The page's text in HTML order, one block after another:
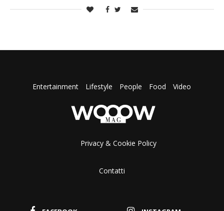
Entertainment Lifestyle People Food Video
Privacy & Cookie Policy
Contatti